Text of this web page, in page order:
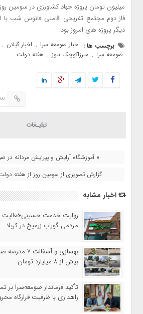
میلیون تومان پروژه جهاد کشاورزی در سومین
دیگر پروژه های امروز بود.
برچسب ها : اخبار صومعه سرا , اخبار گیلان ,
صومعه سرا , میرزاکوچک نیوز , هفته دولت
« آموزشگاه آرایش و پیرایش مردانه در
گزارش تصویری از سومین روز از هفته
اخبار مشابه
روایت خدمت حسینی؛فعالیت
مردمی گوراب زرمیخ در کربلا
بهسازی و
بیش از ۸ میلیارد تومان
تأکید فرماندار صومعه‌سرا بر
راهداری با ظرفیت قرارگاه